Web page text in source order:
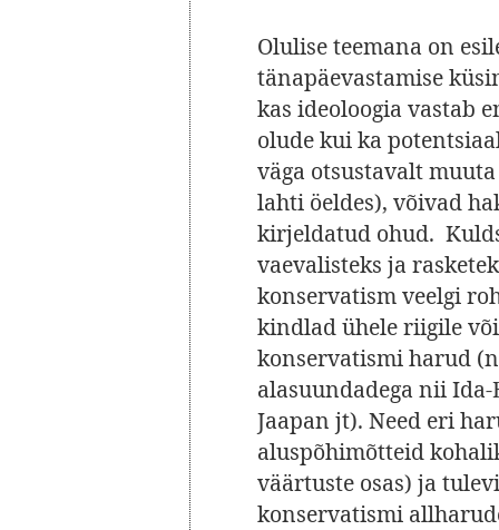
Olulise teemana on
tänapäevastamise
kas ideoloogia vastab
olude kui ka
väga otsustavalt
lahti öeldes), võivad
kirjeldatud ohud.
vaevalisteks ja
konservatism veelgi
kindlad ühele riigile
konservatismi harud
alasuundadega nii
Jaapan jt). Need eri
aluspõhimõtteid
väärtuste osas) ja
konservatismi